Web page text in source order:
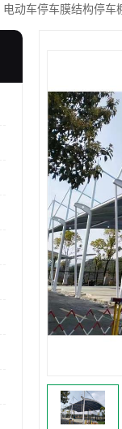
电动车停车膜结构停车